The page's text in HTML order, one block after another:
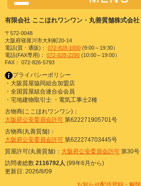
有限会社 ここほれワンワン・丸善質舗株式会社
〒572-0048
大阪府寝屋川市大利町20-14
電話(質・通販)： 072-828-1000 (9:00～19:30）
電話(FAX専用)： 072-828-2290 (10:00～19:00）
FAX： 072-826-5793
プライバシーポリシー
・大阪質屋協同組合加盟店
・全国質屋組合連合会会員
・宅地建物取引士 ・電気工事士2種
古物商(ここほれワンワン)：
大阪府公安委員会許可 第622271905701号
古物商(丸善質舗)：
大阪府公安委員会許可 第622274703445号
質屋許可(丸善質舗)： 大阪府公安委員会許可 第30号
訪問者総数 2116792人 (99年6月から)
更新日: 2026/8/09
お知らせ配信登録・解除